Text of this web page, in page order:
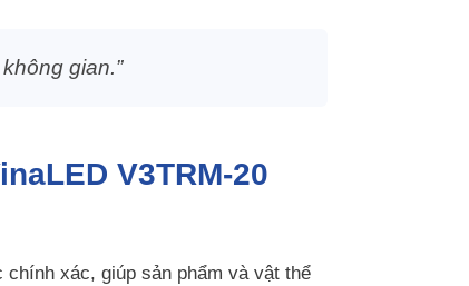
gian.”
V3TRM-20
chính xác, giúp sản phẩm và vật thể